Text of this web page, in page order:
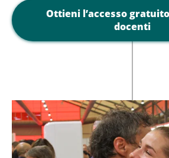
Ottieni l’accesso
docenti